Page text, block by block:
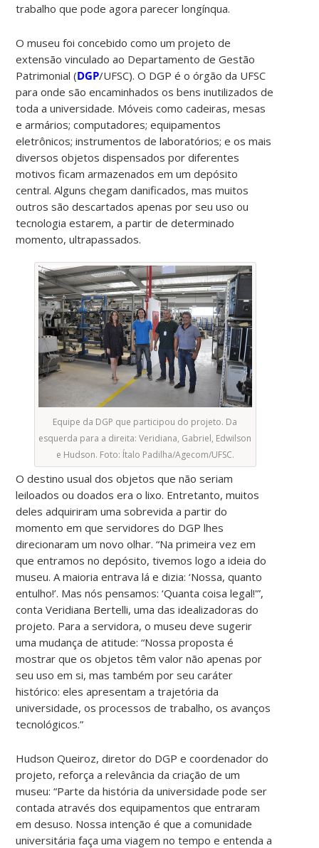
trabalho que pode agora parecer longínqua.
O museu foi concebido como um projeto de
extensão vinculado ao Departamento de Gestão
Patrimonial (DGP/UFSC). O DGP é o órgão da UFSC
para onde são encaminhados os bens inutilizados de
toda a universidade. Móveis como cadeiras, mesas
e armários; computadores; equipamentos
eletrônicos; instrumentos de laboratórios; e os mais
diversos objetos dispensados por diferentes
motivos ficam armazenados em um depósito
central. Alguns chegam danificados, mas muitos
outros são descartados apenas por seu uso ou
tecnologia estarem, a partir de determinado
momento, ultrapassados.
Equipe da DGP que participou do projeto. Da
esquerda para a direita: Veridiana, Gabriel, Edwilson
e Hudson. Foto: Ítalo Padilha/Agecom/UFSC.
O destino usual dos objetos que não seriam
leiloados ou doados era o lixo. Entretanto, muitos
deles adquiriram uma sobrevida a partir do
momento em que servidores do DGP lhes
direcionaram um novo olhar. “Na primeira vez em
que entramos no depósito, tivemos logo a ideia do
museu. A maioria entrava lá e dizia: ‘Nossa, quanto
entulho!’. Mas nós pensamos: ‘Quanta coisa legal!'”,
conta Veridiana Bertelli, uma das idealizadoras do
projeto. Para a servidora, o museu deve sugerir
uma mudança de atitude: “Nossa proposta é
mostrar que os objetos têm valor não apenas por
seu uso em si, mas também por seu caráter
histórico: eles apresentam a trajetória da
universidade, os processos de trabalho, os avanços
tecnológicos.”
Hudson Queiroz, diretor do DGP e coordenador do
projeto, reforça a relevância da criação de um
museu: “Parte da história da universidade pode ser
contada através dos equipamentos que entraram
em desuso. Nossa intenção é que a comunidade
universitária faça uma viagem no tempo e entenda a